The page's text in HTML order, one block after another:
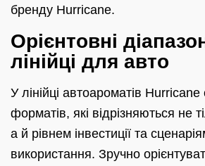
бренду Hurricane.
Орієнтовні
лінійці для авто
У лінійці автоароматів Hurricane
форматів, які відрізняються не
а й рівнем інвестиції та
використання. Зручно